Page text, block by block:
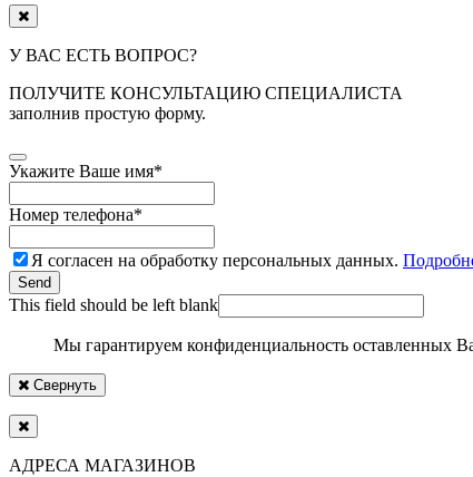
У ВАС ЕСТЬ ВОПРОС?
ПОЛУЧИТЕ КОНСУЛЬТАЦИЮ СПЕЦИАЛИСТА
заполнив простую форму.
Укажите Ваше имя*
Номер телефона*
Я согласен на обработку персональных данных.
Send
This field should be left blank
Мы гарантируем конфиденциальность оставленных
Свернуть
АДРЕСА МАГАЗИНОВ